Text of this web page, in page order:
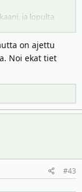
ja lopulta
on ajettu
Noi ekat tiet
#43